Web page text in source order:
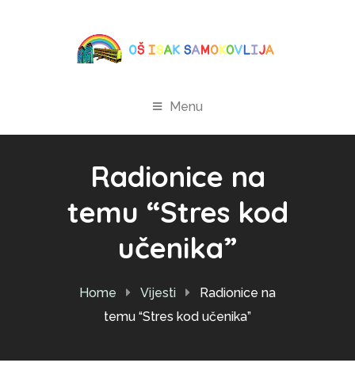
Menu
Radionice na
temu “Stres kod
učenika”
Home Vijesti
Radionice na
temu “Stres kod učenika”